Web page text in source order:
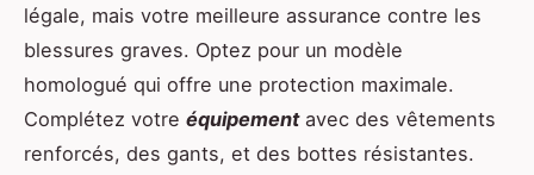
légale, mais votre meilleure assurance contre les
blessures graves. Optez pour un modèle
homologué qui offre une protection maximale.
Complétez votre équipementavec des vêtements
renforcés, des gants, et des bottes résistantes.